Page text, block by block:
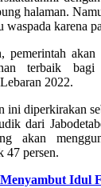
halaman.
waspada karena
pemerintah
terbaik
2022.
ini diperkirakan
dari
akan
47 persen.
Idul